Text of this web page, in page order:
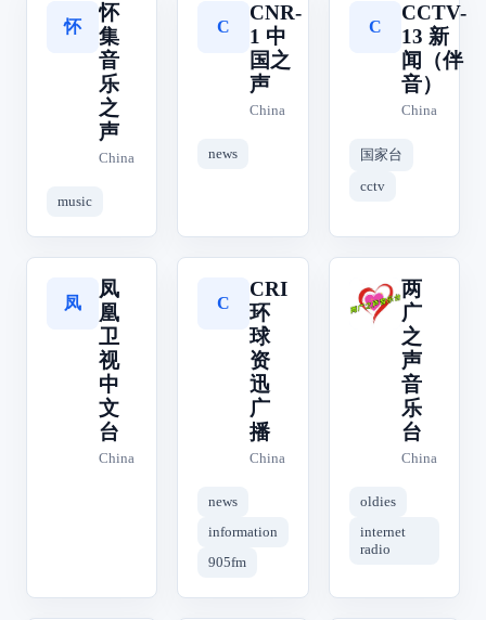
怀
怀
集
音
乐
之
声
China
music
C
CNR-
1 中
国之
声
China
news
C
CCTV-
13 新
闻（伴
音）
China
国家台
cctv
凤
凤
凰
卫
视
中
文
台
China
C
CRI
环
球
资
迅
广
播
China
news
information
905fm
两
两
广
之
声
音
乐
台
China
oldies
internet
radio